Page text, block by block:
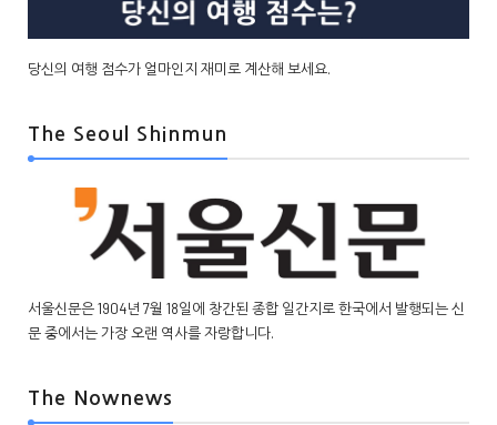
당신의 여행 점수가 얼마인지 재미로 계산해 보세요.
The Seoul Shinmun
서울신문은 1904년 7월 18일에 창간된 종합 일간지로 한국에서 발행되는 신
문 중에서는 가장 오랜 역사를 자랑합니다.
The Nownews